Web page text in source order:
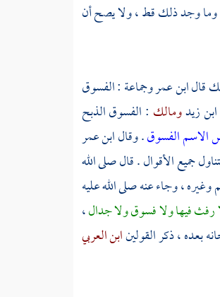
وما وجد ذلك قط ، ولا يصح أن
قالابن عمروجماعة : الفسوق
ابن زيدومالك : الفسوق الذبح
الاسم الفسوق. وقالابن عمر
جميع الأقوال . قال صلى الله
وغيره ، وجاء عنه صلى الله عليه
رفث فيها ولا فسوق ولا جدال،
بعده ، ذكر القولينابن العربي